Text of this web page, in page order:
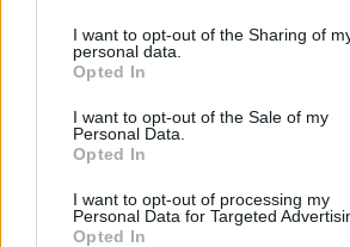
I want to opt-out of the Sharing of
personal data.
Opted In
I want to opt-out of the Sale of my
Personal Data.
Opted In
I want to opt-out of processing my
Personal Data for Targeted
Opted In
ΠΟΛΙΤΙΚΉ ΥΓΕΊΑΣ
108 νέοι γιατροί στο ΕΣΥ μέσω
κινήτρου των 40.000 ευρώ